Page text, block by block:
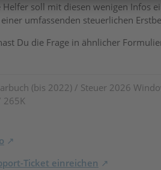
soll mit diesen wenigen Infos
umfassenden steuerlichen
Du die Frage in ähnlicher
(bis 2022) / Steuer 2026
265K
Ticket einreichen